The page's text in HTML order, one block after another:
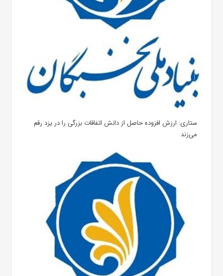
ستاری: ارزش افزوده حاصل از دانش اتفاقات بزرگی را در یزد رقم
می‌زند